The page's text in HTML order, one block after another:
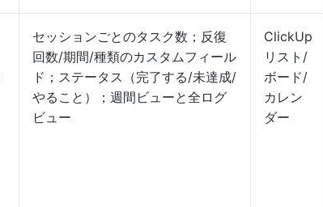
セッションごとのタスク数；反復
回数/期間/種類のカスタムフィール
ド；ステータス（完了する/未達成/
やること）；週間ビューと全ログ
ビュー
ClickUp
リスト/
ボード/
カレン
ダー